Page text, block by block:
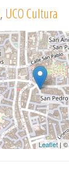
, UCO Cultura
Leaflet | ©